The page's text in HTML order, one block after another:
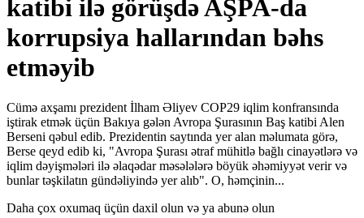
katibi ilə görüşdə AŞPA-da
korrupsiya hallarından bəhs
etməyib
Cümə axşamı prezident İlham Əliyev COP29 iqlim konfransında
iştirak etmək üçün Bakıya gələn Avropa Şurasının Baş katibi Alen
Berseni qəbul edib. Prezidentin saytında yer alan məlumata görə,
Berse qeyd edib ki, "Avropa Şurası ətraf mühitlə bağlı cinayətlərə və
iqlim dəyişmələri ilə əlaqədar məsələlərə böyük əhəmiyyət verir və
bunlar təşkilatın gündəliyində yer alıb". O, həmçinin...
Daha çox oxumaq üçün daxil olun və ya abunə olun